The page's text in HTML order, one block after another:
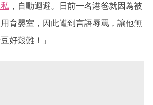
，自動迴避。日前一名港爸就因為被
育嬰室，因此遭到言語辱罵，讓他無
好艱難！」